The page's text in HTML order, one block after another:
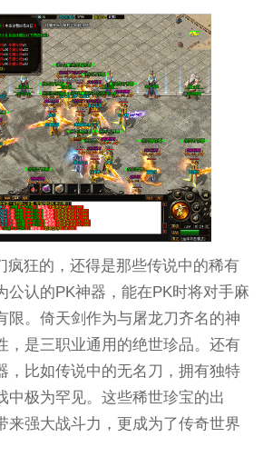
疯狂的，还得是那些传说中的稀有
公认的PK神器，能在PK时将对手麻
限。倚天剑作为与屠龙刀齐名的神
，是三职业通用的绝世珍品。还有
，比如传说中的无名刀，拥有独特
中极为罕见。这些稀世珍宝的出
来强大战斗力，更成为了传奇世界